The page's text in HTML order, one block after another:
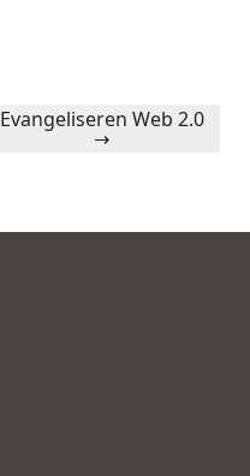
Evangeliseren Web 2.0
→